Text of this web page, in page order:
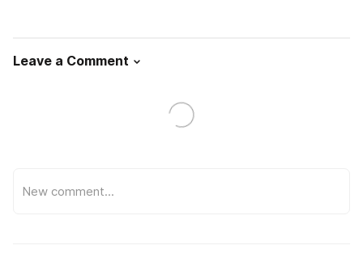
Leave a Comment